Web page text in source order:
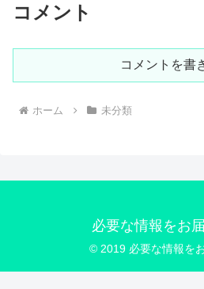
コメント
コメントを書
ホーム 未分類
必要な情報をお
© 2019 必要な情報を